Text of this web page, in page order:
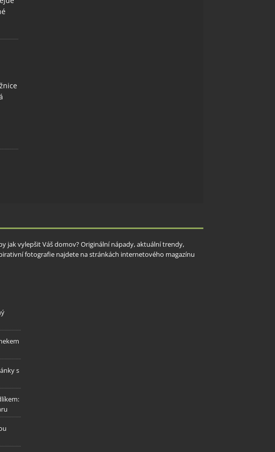
jak vylepšit Váš domov? Originální nápady, aktuální trendy,
fotografie najdete na stránkách internetového magazínu
s